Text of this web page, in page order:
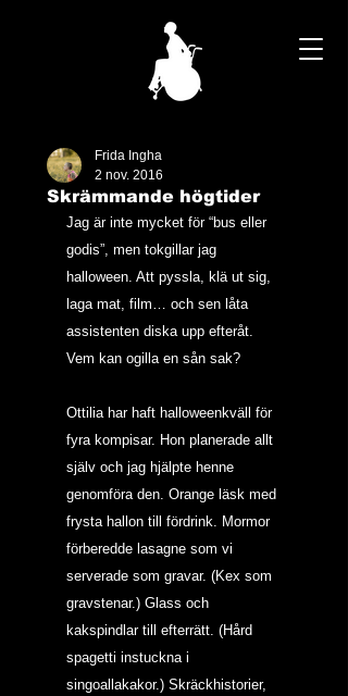
Skrämmande högtider
Frida Ingha
2 nov. 2016
Jag är inte mycket för “bus eller
godis”, men tokgillar jag
halloween. Att pyssla, klä ut sig,
laga mat, film… och sen låta
assistenten diska upp efteråt.
Vem kan ogilla en sån sak?
Ottilia har haft halloweenkväll för
fyra kompisar. Hon planerade allt
själv och jag hjälpte henne
genomföra den. Orange läsk med
frysta hallon till fördrink. Mormor
förberedde lasagne som vi
serverade som gravar. (Kex som
gravstenar.) Glass och
kakspindlar till efterrätt. (Hård
spagetti instuckna i
singoallakakor.) Skräckhistorier,